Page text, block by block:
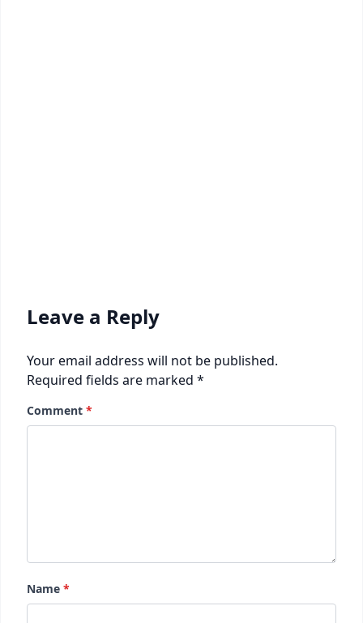
Leave a Reply
Your email address will not be published.
Required fields are marked *
Comment *
Name *